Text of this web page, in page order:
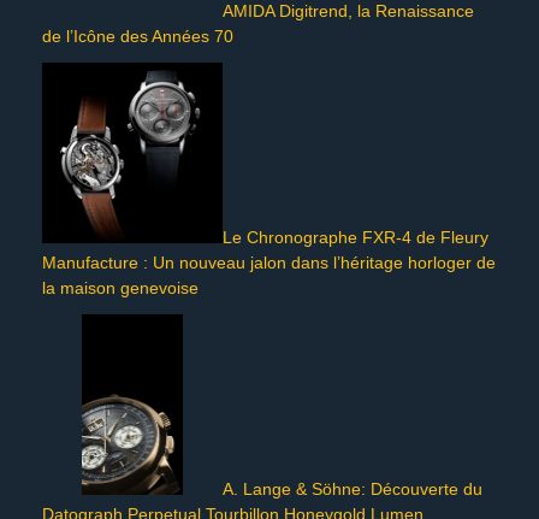
AMIDA Digitrend, la Renaissance
de l’Icône des Années 70
Le Chronographe FXR-4 de Fleury
Manufacture : Un nouveau jalon dans l’héritage horloger de
la maison genevoise
A. Lange & Söhne: Découverte du
Datograph Perpetual Tourbillon Honeygold Lumen